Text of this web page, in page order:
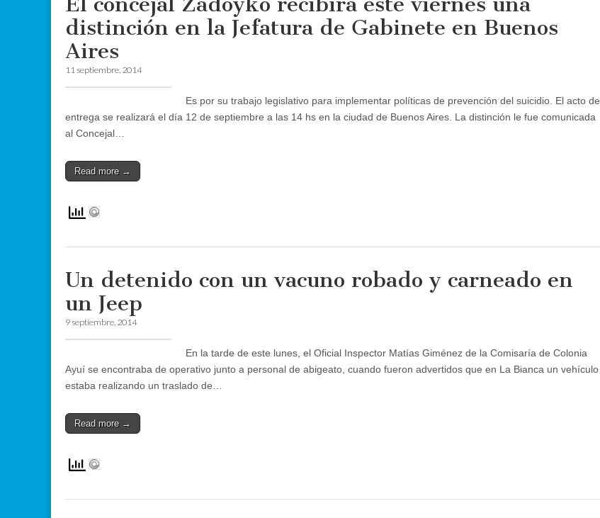
distinción en la Jefatura de Gabinete en Buenos
Aires
11 septiembre, 2014
Es por su trabajo legislativo para implementar políticas de prevención del suicidio. El acto de
entrega se realizará el día 12 de septiembre a las 14 hs en la ciudad de Buenos Aires. La distinción le fue comunicada
al Concejal…
Read more →
Un detenido con un vacuno robado y carneado en
un Jeep
9 septiembre, 2014
En la tarde de este lunes, el Oficial Inspector Matías Giménez de la Comisaría de Colonia
Ayuí se encontraba de operativo junto a personal de abigeato, cuando fueron advertidos que en La Bianca un vehículo
estaba realizando un traslado de…
Read more →